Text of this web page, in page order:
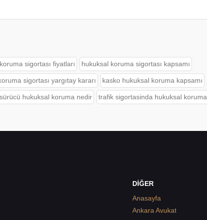
sigortası fiyatları hukuksal koruma sigortası kapsamı
sigortası yargıtay kararı kasko hukuksal koruma kapsamı
hukuksal koruma nedir trafik sigortasinda hukuksal koruma
DİĞER
Anasayfa
Ankara Avukat